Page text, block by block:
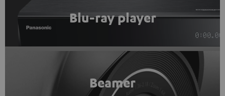
Blu-ray player
Beamer